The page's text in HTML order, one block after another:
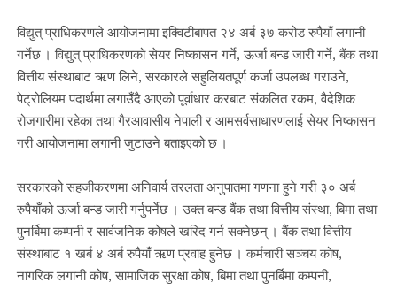
विद्युत् प्राधिकरणले आयोजनामा इक्विटीबापत २४ अर्ब ३७ करोड रुपैयाँ लगानी
गर्नेछ । विद्युत् प्राधिकरणको सेयर निष्कासन गर्ने, ऊर्जा बन्ड जारी गर्ने, बैंक तथा
वित्तीय संस्थाबाट ऋण लिने, सरकारले सहुलियतपूर्ण कर्जा उपलब्ध गराउने,
पेट्रोलियम पदार्थमा लगाउँदै आएको पूर्वाधार करबाट संकलित रकम, वैदेशिक
रोजगारीमा रहेका तथा गैरआवासीय नेपाली र आमसर्वसाधारणलाई सेयर निष्कासन
गरी आयोजनामा लगानी जुटाउने बताइएको छ ।
सरकारको सहजीकरणमा अनिवार्य तरलता अनुपातमा गणना हुने गरी ३० अर्ब
रुपैयाँको ऊर्जा बन्ड जारी गर्नुपर्नेछ । उक्त बन्ड बैंक तथा वित्तीय संस्था, बिमा तथा
पुनर्बिमा कम्पनी र सार्वजनिक कोषले खरिद गर्न सक्नेछन् । बैंक तथा वित्तीय
संस्थाबाट १ खर्ब ४ अर्ब रुपैयाँ ऋण प्रवाह हुनेछ । कर्मचारी सञ्चय कोष,
नागरिक लगानी कोष, सामाजिक सुरक्षा कोष, बिमा तथा पुनर्बिमा कम्पनी,